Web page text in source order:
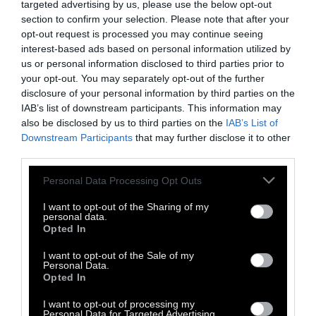
targeted advertising by us, please use the below opt-out
section to confirm your selection. Please note that after your
opt-out request is processed you may continue seeing
interest-based ads based on personal information utilized by
us or personal information disclosed to third parties prior to
your opt-out. You may separately opt-out of the further
disclosure of your personal information by third parties on the
IAB’s list of downstream participants. This information may
also be disclosed by us to third parties on the IAB’s List of
Downstream Participants that may further disclose it to other
Personal Data Processing Opt Outs
I want to opt-out of the Sharing of my
personal data.
Opted In
I want to opt-out of the Sale of my
Personal Data.
Opted In
I want to opt-out of processing my
για να πάμε στη δουλειά ή στο σχολείο.
Χρησιμοποιούμε επίσης το Γκάνμπατε σε
αθλητικούς αγώνες, σε οποιοδήποτε είδος
κοινωνικής δραστηριότητας, όταν
βρισκόμαστε με έναν φίλο και αισθανόμαστε
ότι πρέπει να τον εμψυχώσουμε, όταν μια
φυσική καταστροφή πλήττει τα νησιά μας.